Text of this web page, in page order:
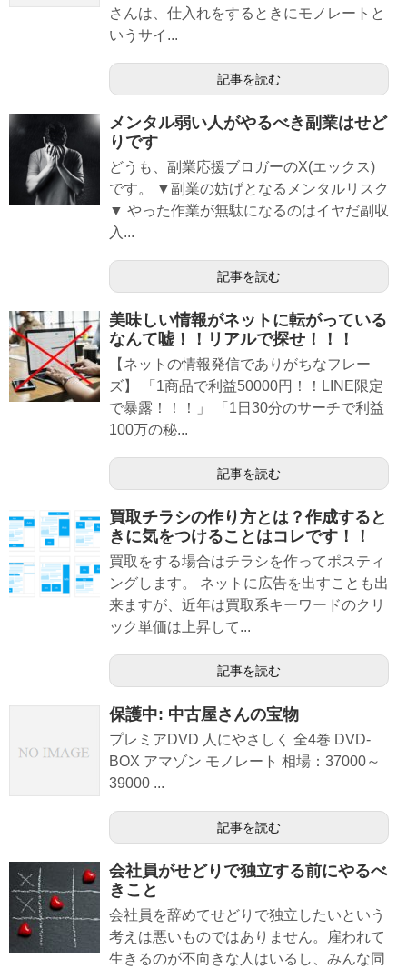
さんは、仕入れをするときにモノレートと
いうサイ...
記事を読む
メンタル弱い人がやるべき副業はせど
りです
どうも、副業応援ブロガーのX(エックス)
です。 ▼副業の妨げとなるメンタルリスク
▼ やった作業が無駄になるのはイヤだ副収
入...
記事を読む
美味しい情報がネットに転がっている
なんて嘘！！リアルで探せ！！！
【ネットの情報発信でありがちなフレー
ズ】 「1商品で利益50000円！！LINE限定
で暴露！！！」 「1日30分のサーチで利益
100万の秘...
記事を読む
買取チラシの作り方とは？作成すると
きに気をつけることはコレです！！
買取をする場合はチラシを作ってポスティ
ングします。 ネットに広告を出すことも出
来ますが、近年は買取系キーワードのクリ
ック単価は上昇して...
記事を読む
保護中: 中古屋さんの宝物
プレミアDVD 人にやさしく 全4巻 DVD-
BOX アマゾン モノレート 相場：37000～
39000 ...
記事を読む
会社員がせどりで独立する前にやるべ
きこと
会社員を辞めてせどりで独立したいという
考えは悪いものではありません。雇われて
生きるのが不向きな人はいるし、みんな同